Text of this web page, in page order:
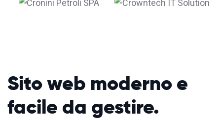
Sito web modernoe
facile da gestire.